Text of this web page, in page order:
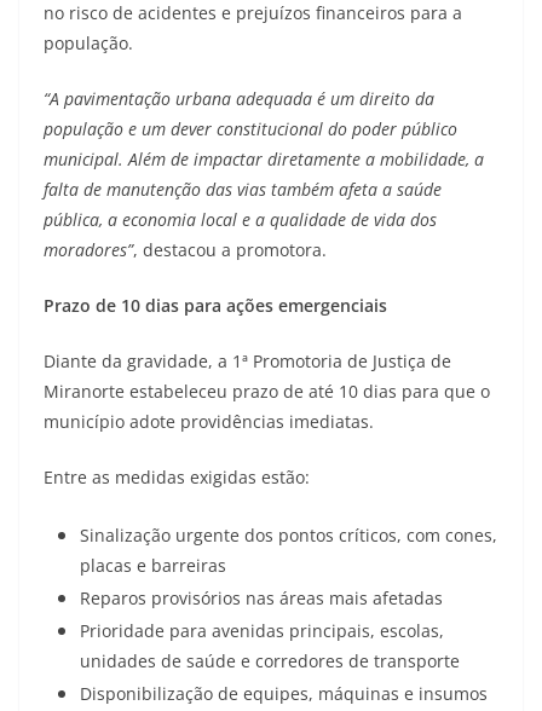
no risco de acidentes e prejuízos financeiros para a
população.
“A pavimentação urbana adequada é um direito da
população e um dever constitucional do poder público
municipal. Além de impactar diretamente a mobilidade, a
falta de manutenção das vias também afeta a saúde
pública, a economia local e a qualidade de vida dos
moradores”, destacou a promotora.
Prazo de 10 dias para ações emergenciais
Diante da gravidade, a 1ª Promotoria de Justiça de
Miranorte estabeleceu prazo de até 10 dias para que o
município adote providências imediatas.
Entre as medidas exigidas estão:
Sinalização urgente dos pontos críticos, com cones,
placas e barreiras
Reparos provisórios nas áreas mais afetadas
Prioridade para avenidas principais, escolas,
unidades de saúde e corredores de transporte
Disponibilização de equipes, máquinas e insumos